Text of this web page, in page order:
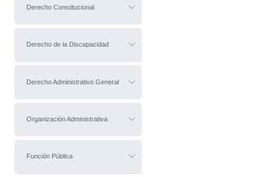
Derecho Constitucional
Derecho de la Discapacidad
Derecho Administrativo General
Organización Administrativa
Función Pública